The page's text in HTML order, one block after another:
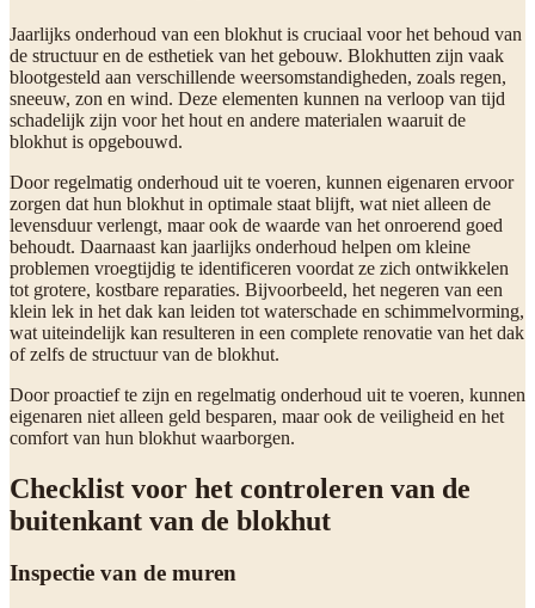
Jaarlijks onderhoud van een blokhut is cruciaal voor het behoud van
de structuur en de esthetiek van het gebouw. Blokhutten zijn vaak
blootgesteld aan verschillende weersomstandigheden, zoals regen,
sneeuw, zon en wind. Deze elementen kunnen na verloop van tijd
schadelijk zijn voor het hout en andere materialen waaruit de
blokhut is opgebouwd.
Door regelmatig onderhoud uit te voeren, kunnen eigenaren ervoor
zorgen dat hun blokhut in optimale staat blijft, wat niet alleen de
levensduur verlengt, maar ook de waarde van het onroerend goed
behoudt. Daarnaast kan jaarlijks onderhoud helpen om kleine
problemen vroegtijdig te identificeren voordat ze zich ontwikkelen
tot grotere, kostbare reparaties. Bijvoorbeeld, het negeren van een
klein lek in het dak kan leiden tot waterschade en schimmelvorming,
wat uiteindelijk kan resulteren in een complete renovatie van het dak
of zelfs de structuur van de blokhut.
Door proactief te zijn en regelmatig onderhoud uit te voeren, kunnen
eigenaren niet alleen geld besparen, maar ook de veiligheid en het
comfort van hun blokhut waarborgen.
Checklist voor het controleren van de
buitenkant van de blokhut
Inspectie van de muren